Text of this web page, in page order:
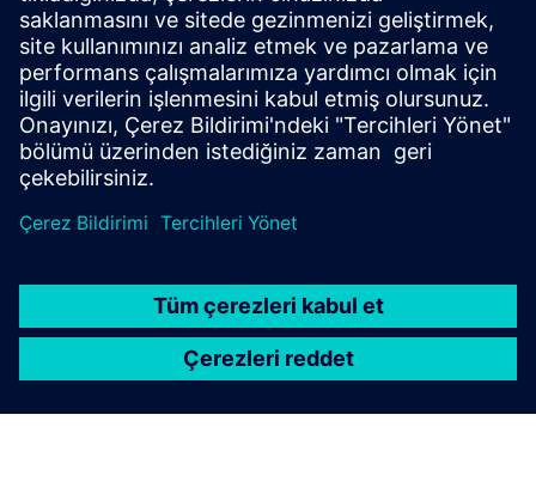
Blogu okuyun
PLM Bileşenleri ve genel olarak PLM pazarı hakkında yeni
bakış açıları edinin.
PLM Components blogunu ziyaret edin